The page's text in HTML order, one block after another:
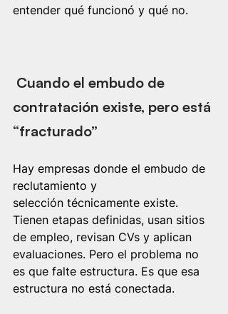
entender qué funcionó y qué no.
Cuando el embudo de
contratación existe, pero está
“fracturado”
Hay empresas donde el embudo de
reclutamiento y
selección técnicamente existe.
Tienen etapas definidas, usan sitios
de empleo, revisan CVs y aplican
evaluaciones. Pero el problema no
es que falte estructura. Es que esa
estructura no está conectada.